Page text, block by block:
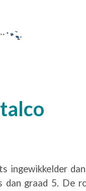
ingewikkelder
dan graad 5. De